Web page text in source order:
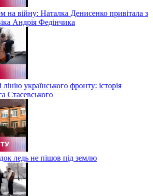
на війну: Наталка Денисенко привітала з
Андрія Федінчика
лінію українського фронту: історія
Стасевського
ледь не пішов під землю